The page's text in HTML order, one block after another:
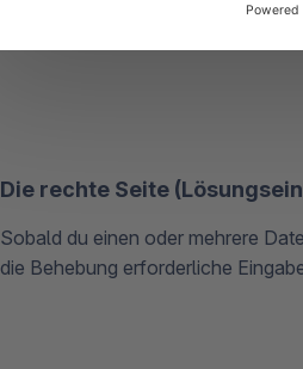
Die rechte Seite
Sobald du einen oder mehrere
die Behebung erforderliche